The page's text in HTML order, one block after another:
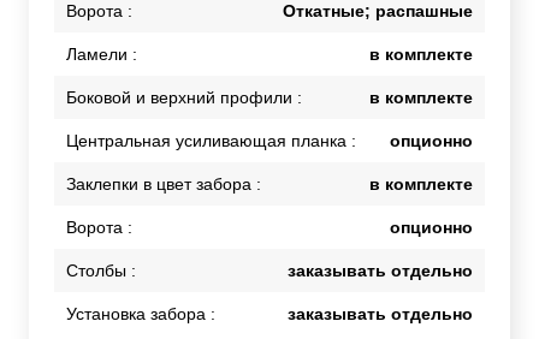
Ворота : Откатные; распашные
Ламели : в комплекте
Боковой и верхний профили : в комплекте
Центральная усиливающая планка : опционно
Заклепки в цвет забора : в комплекте
Ворота : опционно
Столбы : заказывать отдельно
Установка забора : заказывать отдельно